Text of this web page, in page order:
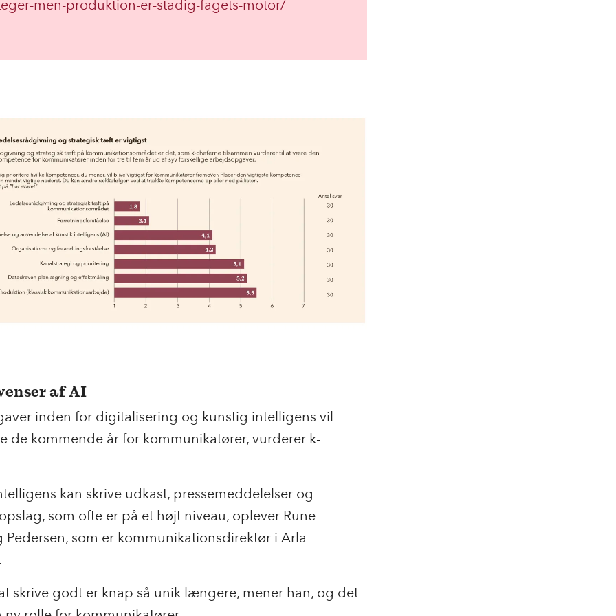
men-produktion-er-stadig-fagets-motor/
af AI
inden for digitalisering og kunstig intelligens vil
de kommende år for kommunikatører, vurderer k-
kan skrive udkast, pressemeddelelser og
som ofte er på et højt niveau, oplever Rune
som er kommunikationsdirektør i Arla
skrive godt er knap så unik længere, mener han, og det